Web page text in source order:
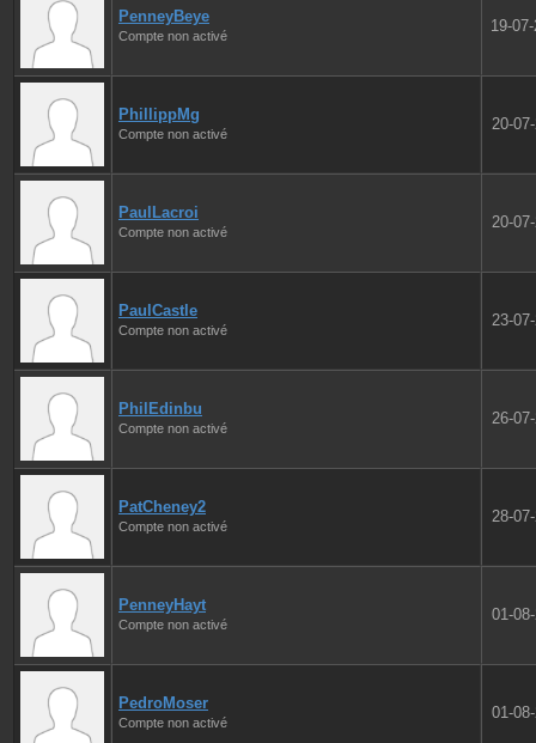
PenneyBeye
Compte non activé
19-
PhillippMg
Compte non activé
20-
PaulLacroi
Compte non activé
20-
PaulCastle
Compte non activé
23-
PhilEdinbu
Compte non activé
26-
PatCheney2
Compte non activé
28-
PenneyHayt
Compte non activé
01-
PedroMoser
Compte non activé
01-